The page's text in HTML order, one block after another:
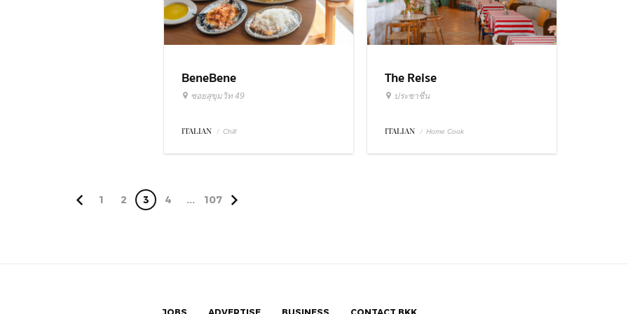
BeneBene
ซอยสุขุมวิท 49
ITALIAN / Chill
The Reise
ประชาชื่น
ITALIAN / Home Cook
1 2 3 4 ... 107
JOBS ADVERTISE BUSINESS CONTACT BKK.